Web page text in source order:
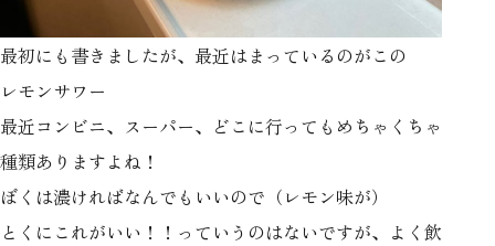
最初にも書きましたが、最近はまっているのがこの
レモンサワー
最近コンビニ、スーパー、どこに行ってもめちゃくちゃ
種類ありますよね！
ぼくは濃ければなんでもいいので（レモン味が）
とくにこれがいい！！っていうのはないですが、よく飲